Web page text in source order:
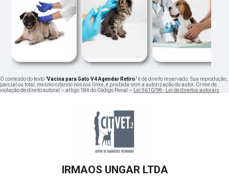
›
O conteúdo do texto "Vacina para Gato V4 Agendar Retiro" é de direito reservado. Sua reprodução,
parcial ou total, mesmo citando nossos links, é proibida sem a autorização do autor. Crime de
violação de direito autoral – artigo 184 do Código Penal – Lei 9610/98 - Lei de direitos autorais.
IRMAOS UNGAR LTDA